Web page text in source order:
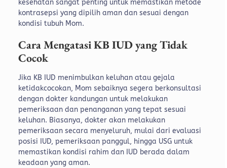
kesehatan sangat penting untuk memastikan metode
kontrasepsi yang dipilih aman dan sesuai dengan
kondisi tubuh Mom.
Cara Mengatasi KB IUD yang Tidak
Cocok
Jika KB IUD menimbulkan keluhan atau gejala
ketidakcocokan, Mom sebaiknya segera berkonsultasi
dengan dokter kandungan untuk melakukan
pemeriksaan dan penanganan yang tepat sesuai
keluhan. Biasanya, dokter akan melakukan
pemeriksaan secara menyeluruh, mulai dari evaluasi
posisi IUD, pemeriksaan panggul, hingga USG untuk
memastikan kondisi rahim dan IUD berada dalam
keadaan yang aman.